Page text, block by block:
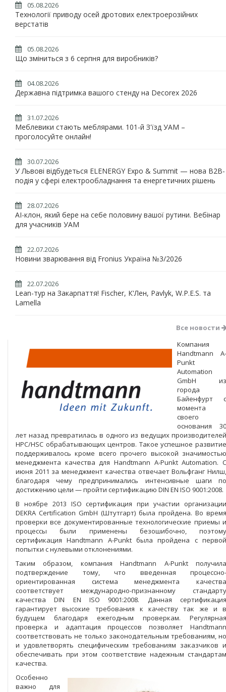
05.08.2026
Технології приводу осей дротових електроерозійних
верстатів
05.08.2026
Що зміниться з 6 серпня для виробників?
04.08.2026
Державна підтримка вашого стенду на Decorex 2026
31.07.2026
Меблевики стають меблярами. 101-й З'їзд УАМ –
проголосуйте онлайн!
30.07.2026
У Львові відбудеться ELENERGY Expo & Summit — нова B2B-
подія у сфері електрообладнання та енергетичних рішень
28.07.2026
AI-клон, який бере на себе половину вашої рутини. Вебінар
для учасників УАМ
22.07.2026
Новини зварювання від Fronius Україна №3/2026
22.07.2026
Lean-тур на Закарпаття! Fischer, К'Лен, Pavlyk, W.P.E.S. та
Lamella
Все новости
Компания
Handtmann A-
Punkt
Automation
GmbH из
города
Байенфурт с
момента
своего
основания 30
лет назад превратилась в одного из ведущих производителей
HPC/HSC обрабатывающих центров. Такое успешное развитие
поддерживалось кроме всего прочего высокой значимостью
менеджмента качества для Handtmann A-Punkt Automation. С
июня 2011 за менеджмент качества отвечает Вольфганг Нилш,
благодаря чему предпринимались интенсивные шаги по
достижению цели — пройти сертификацию DIN EN ISO 9001:2008.
В ноябре 2013 ISO сертификация при участии организации
DEKRA Certification GmbH (Штутгарт) была пройдена. Во время
проверки все документированные технологические приемы и
процессы были применены безошибочно, поэтому
сертификация Handtmann A-Punkt была пройдена с первой
попытки с нулевыми отклонениями.
Таким образом, компания Handtmann A-Punkt получила
подтверждение тому, что введенная процессно-
ориентированная система менеджмента качества
соответствует международно-признанному стандарту
качества DIN EN ISO 9001:2008. Данная сертификация
гарантирует высокие требования к качеству так же и в
будущем благодаря ежегодным проверкам. Регулярная
проверка и адаптация процессов позволяет Handtmann
соответствовать не только законодательным требованиям, но
и удовлетворять специфическим требованиям заказчиков и
обеспечивать при этом соответствие надежным стандартам
качества.
Особенно
важно для